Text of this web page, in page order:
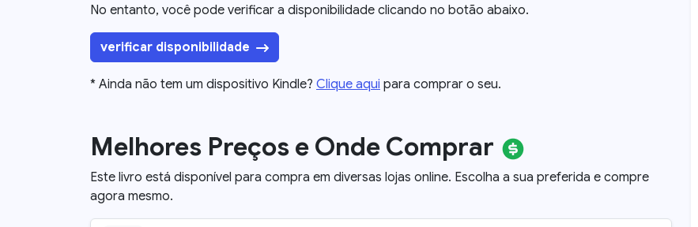
No entanto, você pode verificar a disponibilidade clicando no botão abaixo.
verificar disponibilidade
* Ainda não tem um dispositivo Kindle? Clique aqui para comprar o seu.
Melhores Preços e Onde Comprar
Este livro está disponível para compra em diversas lojas online. Escolha a sua preferida e compre
agora mesmo.